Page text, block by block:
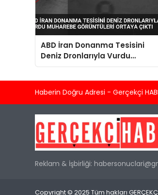
ABD İran Donanma Tesisini
Deniz Dronlarıyla Vurdu
Muharebe Görüntüleri Ortaya
Haberin Doğru Adresi - Gerçekçi
Reklam & İşbirliği:
Copyright © 2025 Tüm hakları